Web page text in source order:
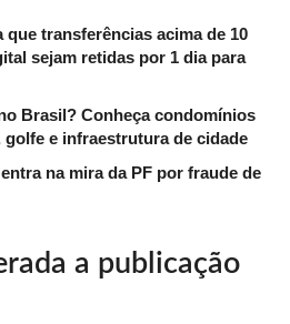
transferências acima de 10
sejam retidas por 1 dia para
Brasil? Conheça condomínios
e infraestrutura de cidade
na mira da PF por fraude de
a publicação